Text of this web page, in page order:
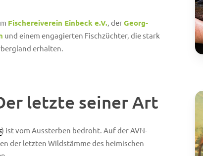
Fischereiverein Einbeck e.V. , derGeorg-
und einem engagierten Fischzüchter, die stark
erhalten.
letzte seiner Art
) ist vom Aussterben bedroht. Auf der AVN-
der letzten Wildstämme des heimischen